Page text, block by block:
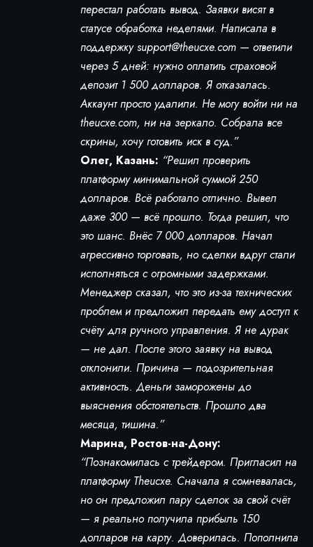
перестал работать вывод. Заявки висят в
статусе обработка неделями. Написала в
поддержкуsupport@theucxe.com — ответили
через 5 дней: нужно оплатить страховой
депозит 1 500 долларов. Я отказалась.
Аккаунт просто удалили. Не могу войти ни на
theucxe.com, ни на зеркало. Собрала все
скрины, хочу готовить иск в суд.”
Олег, Казань: “Решил проверить
платформу минимальной суммой 250
долларов. Всё работало отлично. Вывел
даже 300 — всё прошло. Тогда решил, что
это шанс. Внёс 7 000 долларов. Начал
агрессивно торговать, но сделки вдруг стали
исполняться с огромными задержками.
Менеджер сказал, что это из-за технических
проблем и предложил передать ему доступ к
счёту для ручного управления. Я не дурак
— не дал. После этого заявку на вывод
отклонили. Причина — подозрительная
активность. Деньги заморожены до
выяснения обстоятельств. Прошло два
месяца, тишина.”
Марина, Ростов-на-Дону:
“Познакомилась с трейдером. Пригласил на
платформу Theucxe. Сначала я сомневалась,
но он предложил пару сделок за свой счёт
— я реально получила прибыль 150
долларов на карту. Доверилась. Пополнила